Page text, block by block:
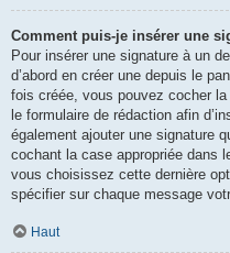
Comment puis-je insérer une
Pour insérer une signature à un
d’abord en créer une depuis le
fois créée, vous pouvez cocher
le formulaire de rédaction afin
également ajouter une signature
cochant la case appropriée dans
vous choisissez cette dernière
spécifier sur chaque message
Haut